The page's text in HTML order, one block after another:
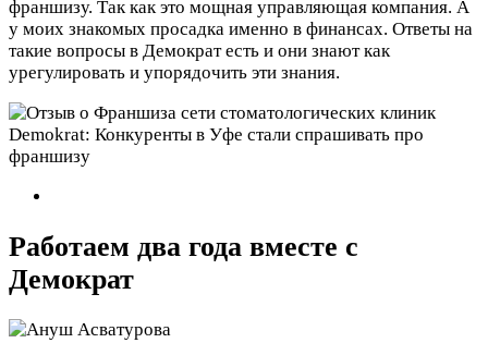
франшизу. Так как это мощная управляющая компания. А
у моих знакомых просадка именно в финансах. Ответы на
такие вопросы в Демократ есть и они знают как
урегулировать и упорядочить эти знания.
Работаем два года вместе с
Демократ